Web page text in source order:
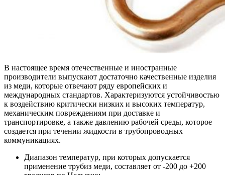
В настоящее время отечественные и иностранные
производители выпускают достаточно качественные изделия
из меди, которые отвечают ряду европейских и
международных стандартов. Характеризуются устойчивостью
к воздействию критически низких и высоких температур,
механическим повреждениям при доставке и
транспортировке, а также давлению рабочей среды, которое
создается при течении жидкости в трубопроводных
коммуникациях.
Диапазон температур, при которых допускается
применение трубиз меди, составляет от -200 до +200